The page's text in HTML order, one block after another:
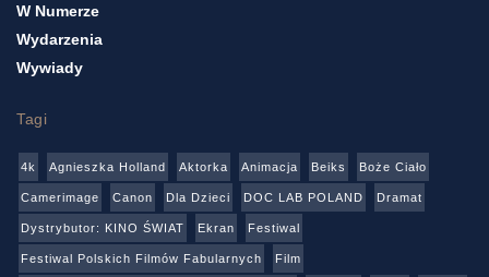
W Numerze
Wydarzenia
Wywiady
Tagi
4k Agnieszka Holland Aktorka Animacja Beiks Boże Ciało
Camerimage Canon Dla Dzieci DOC LAB POLAND Dramat
Dystrybutor: KINO ŚWIAT Ekran Festiwal
Festiwal Polskich Filmów Fabularnych Film